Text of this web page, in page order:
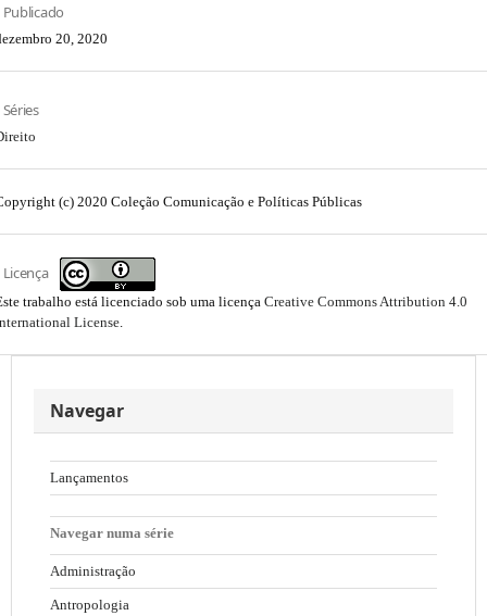
Publicado
20, 2020
Séries
(c) 2020 Coleção Comunicação e Políticas Públicas
Licença
trabalho está licenciado sob uma licença Creative Commons Attribution 4.0
License.
Navegar
Lançamentos
Navegar numa série
Administração
Antropologia